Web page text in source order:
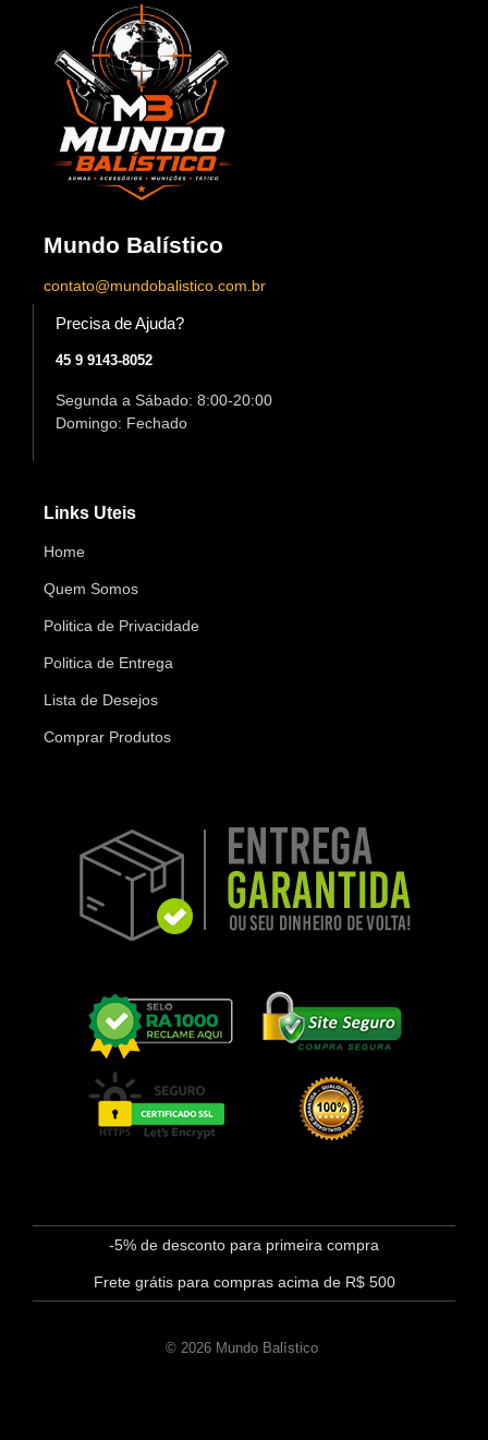
Mundo Balístico
contato@mundobalistico.com.br
Precisa de Ajuda?
45 9 9143-8052
Segunda a Sábado: 8:00-20:00
Domingo: Fechado
Links Uteis
Home
Quem Somos
Politica de Privacidade
Politica de Entrega
Lista de Desejos
Comprar Produtos
-5% de desconto para primeira compra
Frete grátis para compras acima de R$ 500
© 2026 Mundo Balístico